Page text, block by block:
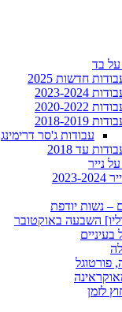
על בד
חדשות 2025
2023-2024
2020-2022
2018-2019
עבודות ג'סר דרימינג
עד 2018
נייר
2024
– נשות יודפת
השבעה באוקטובר
פורטוגל
לזמן